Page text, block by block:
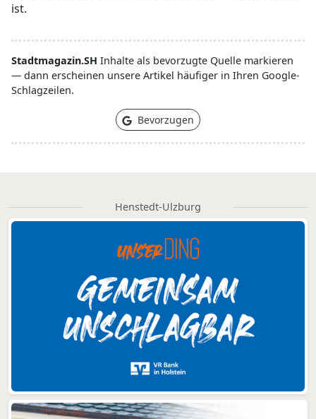
ist.
Stadtmagazin.SH Inhalte als bevorzugte Quelle markieren
— dann erscheinen unsere Artikel häufiger in Ihren Google-
Schlagzeilen.
Bevorzugen
Henstedt-Ulzburg